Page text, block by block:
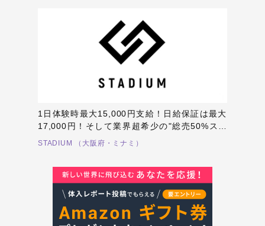
1日体験時最大15,000円支給！日給保証は最大
17,000円！そして業界超希少の"総売50%スタ
ート"業界トップクラスの給料システムとなりま
なたが働きやすい環境をご用意します！
STADIUM （大阪府・ミナミ）